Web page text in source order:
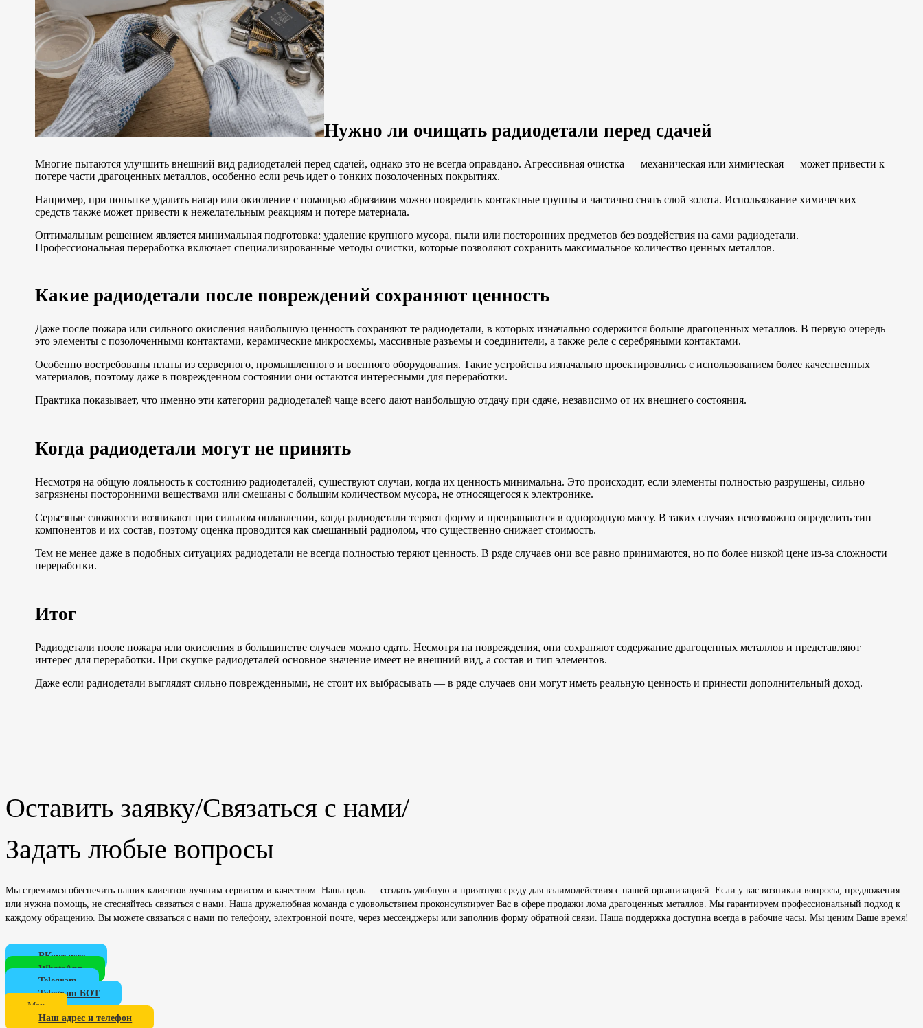
Нужно ли очищать радиодетали перед сдачей
Многие пытаются улучшить внешний вид радиодеталей перед сдачей, однако это не всегда оправдано. Агрессивная очистка — механическая или химическая — может привести к
потере части драгоценных металлов, особенно если речь идет о тонких позолоченных покрытиях.
Например, при попытке удалить нагар или окисление с помощью абразивов можно повредить контактные группы и частично снять слой золота. Использование химических
средств также может привести к нежелательным реакциям и потере материала.
Оптимальным решением является минимальная подготовка: удаление крупного мусора, пыли или посторонних предметов без воздействия на сами радиодетали.
Профессиональная переработка включает специализированные методы очистки, которые позволяют сохранить максимальное количество ценных металлов.
Какие радиодетали после повреждений сохраняют ценность
Даже после пожара или сильного окисления наибольшую ценность сохраняют те радиодетали, в которых изначально содержится больше драгоценных металлов. В первую очередь
это элементы с позолоченными контактами, керамические микросхемы, массивные разъемы и соединители, а также реле с серебряными контактами.
Особенно востребованы платы из серверного, промышленного и военного оборудования. Такие устройства изначально проектировались с использованием более качественных
материалов, поэтому даже в поврежденном состоянии они остаются интересными для переработки.
Практика показывает, что именно эти категории радиодеталей чаще всего дают наибольшую отдачу при сдаче, независимо от их внешнего состояния.
Когда радиодетали могут не принять
Несмотря на общую лояльность к состоянию радиодеталей, существуют случаи, когда их ценность минимальна. Это происходит, если элементы полностью разрушены, сильно
загрязнены посторонними веществами или смешаны с большим количеством мусора, не относящегося к электронике.
Серьезные сложности возникают при сильном оплавлении, когда радиодетали теряют форму и превращаются в однородную массу. В таких случаях невозможно определить тип
компонентов и их состав, поэтому оценка проводится как смешанный радиолом, что существенно снижает стоимость.
Тем не менее даже в подобных ситуациях радиодетали не всегда полностью теряют ценность. В ряде случаев они все равно принимаются, но по более низкой цене из-за сложности
переработки.
Итог
Радиодетали после пожара или окисления в большинстве случаев можно сдать. Несмотря на повреждения, они сохраняют содержание драгоценных металлов и представляют
интерес для переработки. При скупке радиодеталей основное значение имеет не внешний вид, а состав и тип элементов.
Даже если радиодетали выглядят сильно поврежденными, не стоит их выбрасывать — в ряде случаев они могут иметь реальную ценность и принести дополнительный доход.
Оставить заявку/Связаться с нами/
Задать любые вопросы
Мы стремимся обеспечить наших клиентов лучшим сервисом и качеством. Наша цель — создать удобную и приятную среду для взаимодействия с нашей организацией. Если у вас возникли вопросы, предложения
или нужна помощь, не стесняйтесь связаться с нами. Наша дружелюбная команда с удовольствием проконсультирует Вас в сфере продажи лома драгоценных металлов. Мы гарантируем профессиональный подход к
каждому обращению. Вы можете связаться с нами по телефону, электронной почте, через мессенджеры или заполнив форму обратной связи. Наша поддержка доступна всегда в рабочие часы. Мы ценим Ваше время!
ВКонтакте
WhatsApp
Telegram
Telegram БОТ
Мах
Наш адрес и телефон